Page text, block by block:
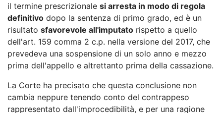
il termine prescrizionale si arresta in modo di regola
definitivo dopo la sentenza di primo grado, ed è un
risultato sfavorevole all'imputato rispetto a quello
dell'art. 159 comma 2 c.p. nella versione del 2017, che
prevedeva una sospensione di un solo anno e mezzo
prima dell'appello e altrettanto prima della cassazione.
La Corte ha precisato che questa conclusione non
cambia neppure tenendo conto del contrappeso
rappresentato dall'improcedibilità, e per una ragione